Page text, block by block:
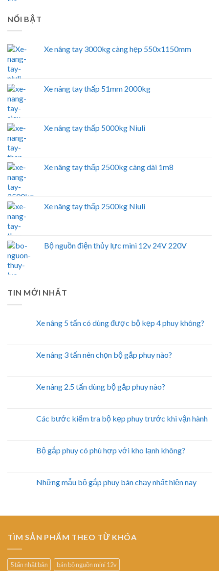
NỔI BẬT
Xe nâng tay 3000kg càng hẹp 550x1150mm
Xe nâng tay thấp 51mm 2000kg
Xe nâng tay thấp 5000kg Niuli
Xe nâng tay thấp 2500kg càng dài 1m8
Xe nâng tay thấp 2500kg Niuli
Bộ nguồn điện thủy lực mini 12v 24V 220V
TIN MỚI NHẤT
Xe nâng 5 tấn có dùng được bộ kẹp 4 phuy không?
Xe nâng 3 tấn nên chọn bộ gắp phuy nào?
Xe nâng 2.5 tấn dùng bộ gắp phuy nào?
Các bước kiểm tra bộ kẹp phuy trước khi vận hành
Bộ gắp phuy có phù hợp với kho lạnh không?
Những mẫu bộ gắp phuy bán chạy nhất hiện nay
TÌM SẢN PHẨM THEO TỪ KHÓA
5 tấn nhật bản
bán bộ nguồn mini 12v